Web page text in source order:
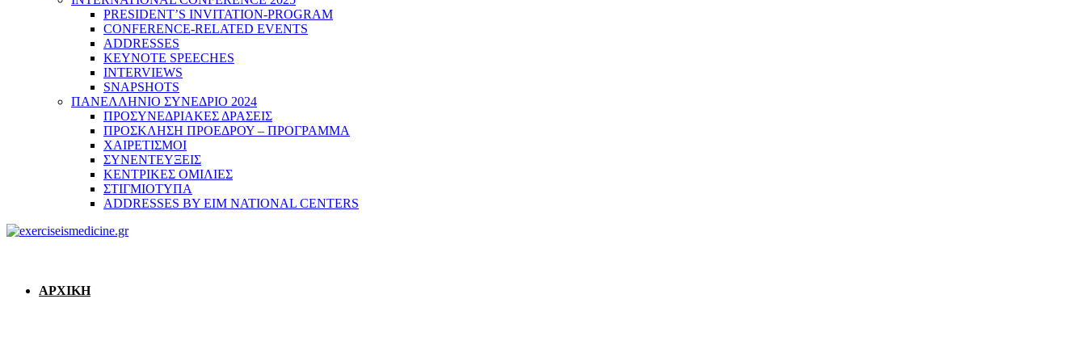
PRESIDENT’S INVITATION-PROGRAM
CONFERENCE-RELATED EVENTS
ADDRESSES
KEYNOTE SPEECHES
INTERVIEWS
SNAPSHOTS
ΠΑΝΕΛΛΗΝΙΟ ΣΥΝΕΔΡΙΟ 2024
ΠΡΟΣΥΝΕΔΡΙΑΚΕΣ ΔΡΑΣΕΙΣ
ΠΡΟΣΚΛΗΣΗ ΠΡΟΕΔΡΟΥ – ΠΡΟΓΡΑΜΜΑ
ΧΑΙΡΕΤΙΣΜΟΙ
ΣΥΝΕΝΤΕΥΞΕΙΣ
ΚΕΝΤΡΙΚΕΣ ΟΜΙΛΙΕΣ
ΣΤΙΓΜΙΟΤΥΠΑ
ADDRESSES BY EIM NATIONAL CENTERS
ΑΡΧΙΚΗ